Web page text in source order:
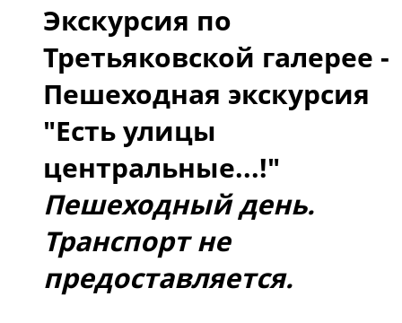
Экскурсия по
Третьяковской галерее -
Пешеходная экскурсия
"Есть улицы
центральные...!"
Пешеходный день.
Транспорт не
предоставляется.